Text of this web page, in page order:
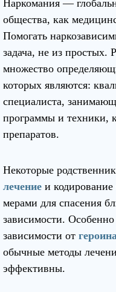
Наркомания —
общества, как
Помогать
задача, не из простых.
множество
которых являются:
специалиста,
программы и техники,
препаратов.
Некоторые
лечение и
мерами для спасения
зависимости. Особенно
зависимости от
обычные методы
эффективны.